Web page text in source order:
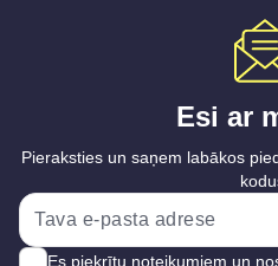
Esi ar
Pieraksties un saņem labākos
Es piekrītu noteikumiem un